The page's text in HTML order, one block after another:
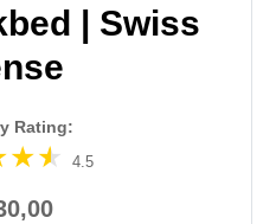
| Swiss
Rating:
4.5